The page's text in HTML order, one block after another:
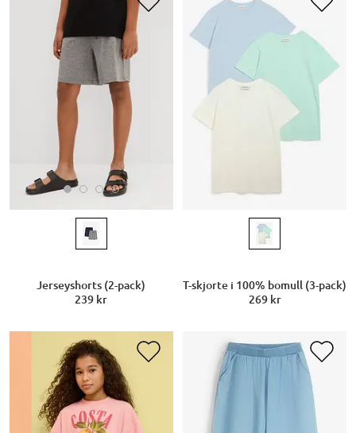
Jerseyshorts (2-pack)
239 kr
T-skjorte i 100% bomull (3-pack)
269 kr